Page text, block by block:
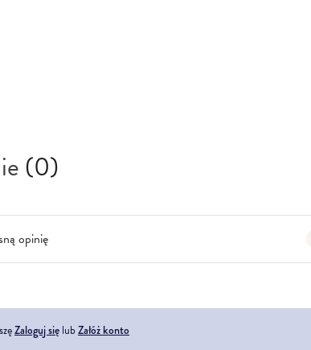
(0)
opinię
Zaloguj się lub Załóż konto